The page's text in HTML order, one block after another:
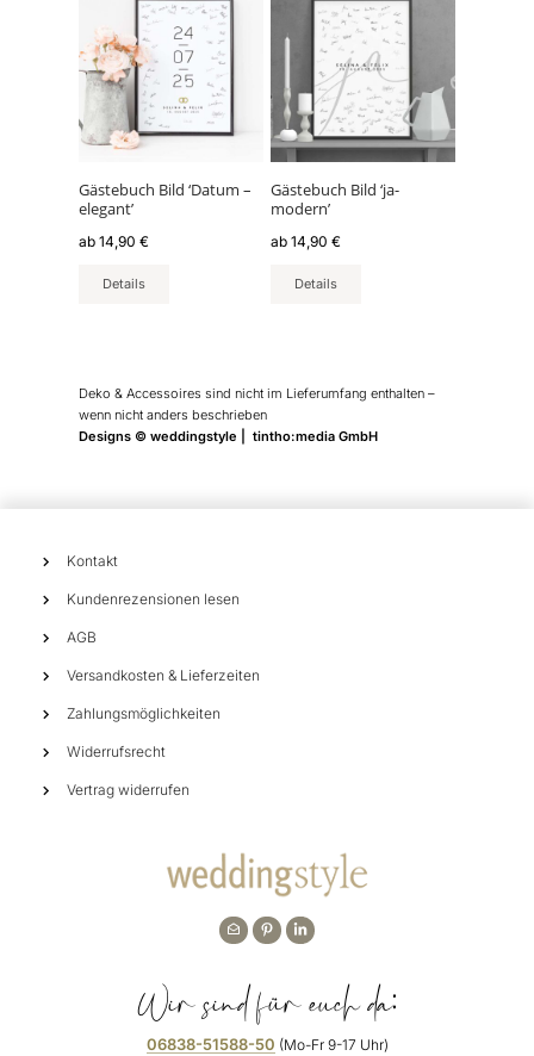
Gästebuch Bild ‘Datum –
elegant’
ab 14,90 €
Details
weist
mehrere
Varianten
Die
können
auf
der
gewählt
Gästebuch Bild ‘ja-
modern’
ab14,90€
Details
Produkt
weist
mehrere
Varianten
auf.
Die
Optionen
können
auf
der
gewählt
Deko & Accessoires sind nicht im Lieferumfang enthalten –
wenn nicht anders beschrieben
Designs © weddingstyle | tintho:media GmbH
Kontakt
Kundenrezensionen lesen
AGB
Versandkosten & Lieferzeiten
Zahlungsmöglichkeiten
Widerrufsrecht
Vertrag widerrufen
Wir sind für euch da:
06838-51588-50 (Mo-Fr 9-17 Uhr)